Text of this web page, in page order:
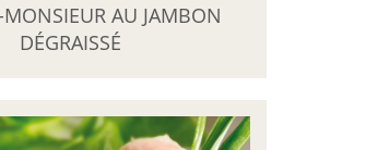
MONSIEUR AU JAMBON
DÉGRAISSÉ